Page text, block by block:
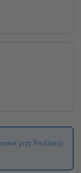
przy finalizacji